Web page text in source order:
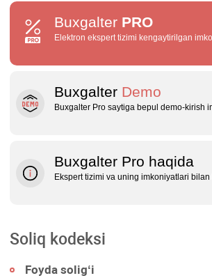
Buxgalter PRO
Elektron ekspert tizimi kengaytirilgan
Buxgalter Demo
Buxgalter Pro saytiga bepul demo‑kirish
Buxgalter Pro haqida
Ekspert tizimi va uning imkoniyatlari
Soliq kodeksi
Foyda soligʻi